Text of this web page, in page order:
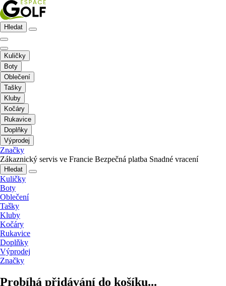
Hledat
Kuličky
Boty
Oblečení
Tašky
Kluby
Kočáry
Rukavice
Doplňky
Výprodej
Značky
Zákaznický servis ve Francie Bezpečná platba Snadné vracení
Hledat
Kuličky
Boty
Oblečení
Tašky
Kluby
Kočáry
Rukavice
Doplňky
Výprodej
Značky
Probíhá přidávání do košíku...